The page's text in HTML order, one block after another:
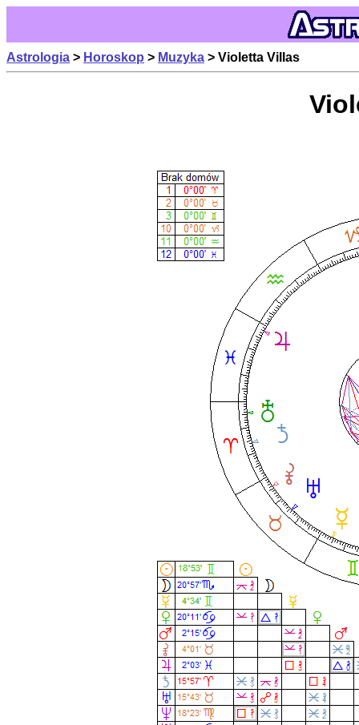
Astrologia > Horoskop > Muzyka > Violetta Villas